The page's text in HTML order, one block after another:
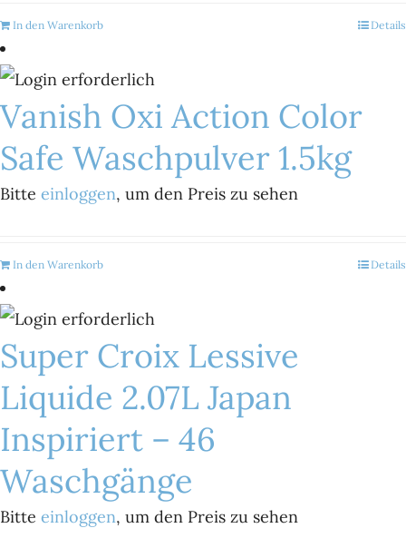
In den Warenkorb Details
Vanish Oxi Action Color
Safe Waschpulver 1.5kg
Bitte einloggen, um den Preis zu sehen
In den Warenkorb Details
Super Croix Lessive
Liquide 2.07L Japan
Inspiriert – 46
Waschgänge
Bitte einloggen, um den Preis zu sehen